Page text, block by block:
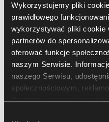
Wykorzystujemy pliki
prawidłowego
wykorzystywać pliki cookie
partnerów do
oferować funkcje
naszym Serwisie.
naszego Serwisu,
społecznościowym,
Partnerzy mogą połączyć
Go to
Katalog wykończeń
Do pobrania
Packshots 2D & 3D